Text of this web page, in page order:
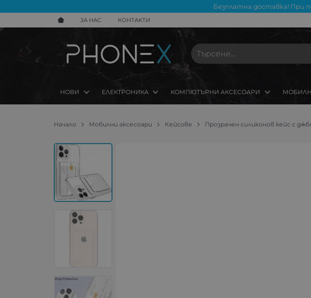
Безплатна доставка! При
ЗА НАС КОНТАКТИ
НОВИ ЕЛЕКТРОНИКА КОМПЮТЪРНИ АКСЕСОАРИ
Начало Мобилни аксесоари Кейсове Прозрачен силиконов кейс с